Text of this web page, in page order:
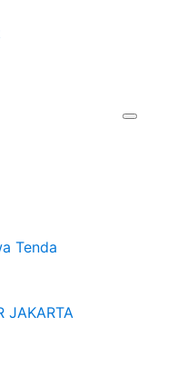
Tenda
JAKARTA